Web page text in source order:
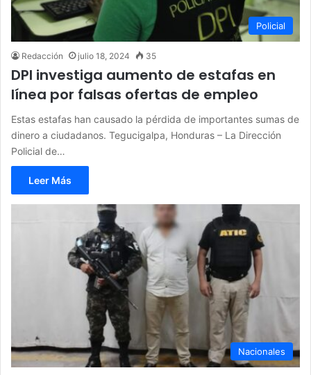
Policial
Redacción julio 18, 2024 35
DPI investiga aumento de estafas en
línea por falsas ofertas de empleo
Estas estafas han causado la pérdida de importantes sumas de
dinero a ciudadanos. Tegucigalpa, Honduras – La Dirección
Policial de…
Leer Más
Nacionales